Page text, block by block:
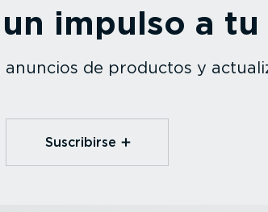
impulso a
de productos y
Suscribirse